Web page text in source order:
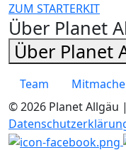
ZUM STARTERKIT
Über Planet
Über Planet
Team
© 2026 Planet